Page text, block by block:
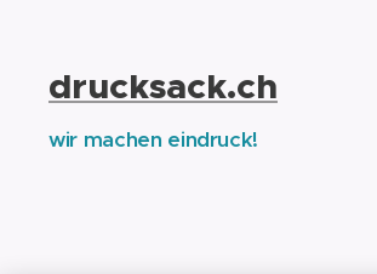
drucksack.ch
wir machen eindruck!